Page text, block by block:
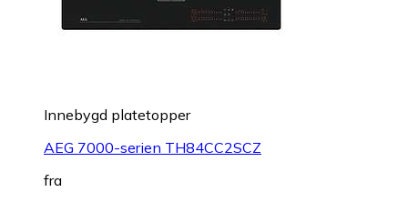
Innebygd platetopper
AEG 7000-serien TH84CC2SCZ
fra